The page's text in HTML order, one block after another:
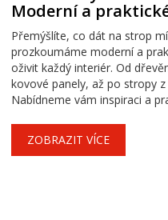
Moderní a
Přemýšlíte, co dát na strop
prozkoumáme moderní a
oživit každý interiér. Od
kovové panely, až po stropy
Nabídneme vám inspiraci a
ZOBRAZIT VÍCE